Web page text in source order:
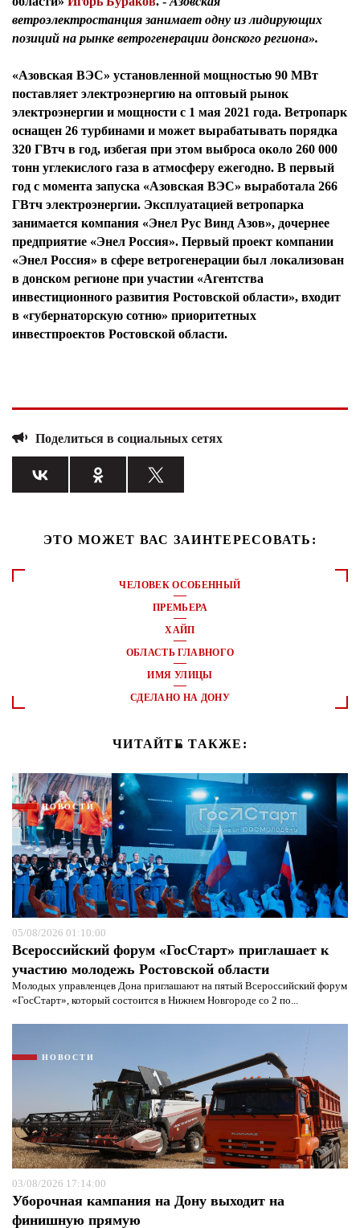
ветроэлектростанция занимает одну из лидирующих
позиций на рынке ветрогенерации донского региона».
«Азовская ВЭС» установленной мощностью 90 МВт
поставляет электроэнергию на оптовый рынок
электроэнергии и мощности с 1 мая 2021 года. Ветропарк
оснащен 26 турбинами и может вырабатывать порядка
320 ГВтч в год, избегая при этом выброса около 260 000
тонн углекислого газа в атмосферу ежегодно. В первый
год с момента запуска «Азовская ВЭС» выработала 266
ГВтч электроэнергии. Эксплуатацией ветропарка
занимается компания «Энел Рус Винд Азов», дочернее
предприятие «Энел Россия». Первый проект компании
«Энел Россия» в сфере ветрогенерации был локализован
в донском регионе при участии «Агентства
инвестиционного развития Ростовской области», входит
в «губернаторскую сотню» приоритетных
инвестпроектов Ростовской области.
Поделиться в социальных сетях
ЭТО МОЖЕТ ВАС ЗАИНТЕРЕСОВАТЬ:
ЧЕЛОВЕК ОСОБЕННЫЙ
ПРЕМЬЕРА
ХАЙП
ОБЛАСТЬ ГЛАВНОГО
ИМЯ УЛИЦЫ
СДЕЛАНО НА ДОНУ
ЧИТАЙТЕ ТАКЖЕ:
НОВОСТИ
05/08/2026 01:10:00
Всероссийский форум «ГосСтарт» приглашает к
участию молодежь Ростовской области
Молодых управленцев Дона приглашают на пятый Всероссийский форум
«ГосСтарт», который состоится в Нижнем Новгороде со 2 по...
НОВОСТИ
03/08/2026 17:14:00
Уборочная кампания на Дону выходит на
финишную прямую